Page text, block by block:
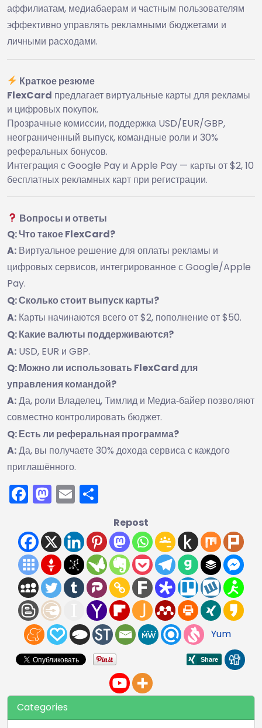
аффилиатам, медиабаерам и частным пользователям
эффективно управлять рекламными бюджетами и
личными расходами.
Краткое резюме
FlexCard предлагает виртуальные карты для рекламы
и цифровых покупок.
Прозрачные комиссии, поддержка USD/EUR/GBP,
неограниченный выпуск, командные роли и 30%
реферальных бонусов.
Интеграция с Google Pay и Apple Pay — карты от $2, 10
бесплатных рекламных карт при регистрации.
Вопросы и ответы
Q: Что такое FlexCard?
A: Виртуальное решение для оплаты рекламы и
цифровых сервисов, интегрированное с Google/Apple
Pay.
Q: Сколько стоит выпуск карты?
A: Карты начинаются всего от $2, пополнение от $50.
Q: Какие валюты поддерживаются?
A: USD, EUR и GBP.
Q: Можно ли использовать FlexCard для
управления командой?
A:Да, роли Владелец, Тимлид и Медиа‑байер позволяют
совместно контролировать бюджет.
Q: Есть ли реферальная программа?
A:Да, вы получаете 30% дохода сервиса с каждого
приглашённого.
Facebook
Mastodon
Email
Repost
Yum
Categories